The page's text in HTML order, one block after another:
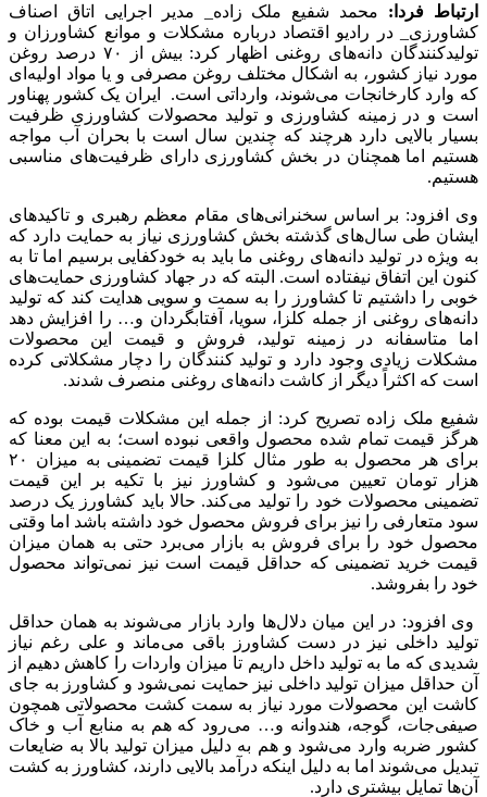
ارتباط فردا: محمد شفیع ملک زاده_ مدیر اجرایی اتاق اصناف
کشاورزی_ در رادیو اقتصاد درباره مشکلات و موانع کشاورزان و
تولیدکنندگان دانه‌های روغنی اظهار کرد: بیش از ۷۰ درصد روغن
مورد نیاز کشور، به اشکال مختلف روغن مصرفی و یا مواد اولیه‌ای
که وارد کارخانجات می‌شوند، وارداتی است. ایران یک کشور پهناور
است و در زمینه کشاورزی و تولید محصولات کشاورزی ظرفیت
بسیار بالایی دارد هرچند که چندین سال است با بحران آب مواجه
هستیم اما همچنان در بخش کشاورزی دارای ظرفیت‌های مناسبی
هستیم.
وی افزود: بر اساس سخنرانی‌های مقام معظم رهبری و تاکیدهای
ایشان طی سال‌های گذشته بخش کشاورزی نیاز به حمایت دارد که
به ویژه در تولید دانه‌های روغنی ما باید به خودکفایی برسیم اما تا به
کنون این اتفاق نیفتاده است. البته که در جهاد کشاورزی حمایت‌های
خوبی را داشتیم تا کشاورز را به سمت و سویی هدایت کند که تولید
دانه‌های روغنی از جمله کلزا، سویا، آفتابگردان و… را افزایش دهد
اما متاسفانه در زمینه تولید، فروش و قیمت این محصولات
مشکلات زیادی وجود دارد و تولید کنندگان را دچار مشکلاتی کرده
است که اکثراً دیگر از کاشت دانه‌های روغنی منصرف شدند.
شفیع ملک زاده تصریح کرد: از جمله این مشکلات قیمت بوده که
هرگز قیمت تمام شده محصول واقعی نبوده است؛ به این معنا که
برای هر محصول به طور مثال کلزا قیمت تضمینی به میزان ۲۰
هزار تومان تعیین می‌شود و کشاورز نیز با تکیه بر این قیمت
تضمینی محصولات خود را تولید می‌کند. حالا باید کشاورز یک درصد
سود متعارفی را نیز برای فروش محصول خود داشته باشد اما وقتی
محصول خود را برای فروش به بازار می‌برد حتی به همان میزان
قیمت خرید تضمینی که حداقل قیمت است نیز نمی‌تواند محصول
خود را بفروشد.
وی افزود: در این میان دلال‌ها وارد بازار می‌شوند به همان حداقل
تولید داخلی نیز در دست کشاورز باقی می‌ماند و علی رغم نیاز
شدیدی که ما به تولید داخل داریم تا میزان واردات را کاهش دهیم از
آن حداقل میزان تولید داخلی نیز حمایت نمی‌شود و کشاورز به جای
کاشت این محصولات مورد نیاز به سمت کشت محصولاتی همچون
صیفی‌جات، گوجه، هندوانه و… می‌رود که هم به منابع آب و خاک
کشور ضربه وارد می‌شود و هم به دلیل میزان تولید بالا به ضایعات
تبدیل می‌شوند اما به دلیل اینکه درآمد بالایی دارند، کشاورز به کشت
آن‌ها تمایل بیشتری دارد.